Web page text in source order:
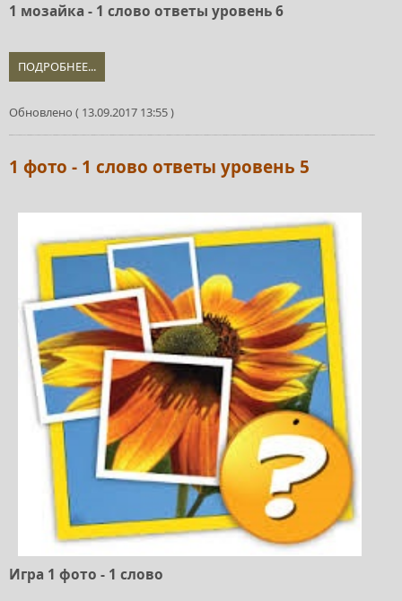
1 мозайка - 1 слово ответы уровень 6
ПОДРОБНЕЕ...
Обновлено ( 13.09.2017 13:55 )
1 фото - 1 слово ответы уровень 5
Игра 1 фото - 1 слово